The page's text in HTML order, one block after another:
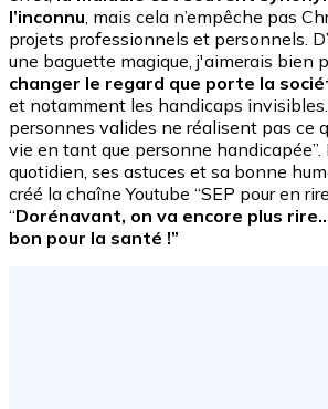
l’inconnu , mais cela n’empêche pas
projets professionnels et personnels.
une baguette magique, j'aimerais bien
changer le regard que porte la
et notamment les handicaps
personnes valides ne réalisent pas ce
vie en tant que personne handicapée”.
quotidien, ses astuces et sa bonne
créé la chaîne Youtube “SEP pour en
“Dorénavant, on va encore plus
bon pour la santé !”